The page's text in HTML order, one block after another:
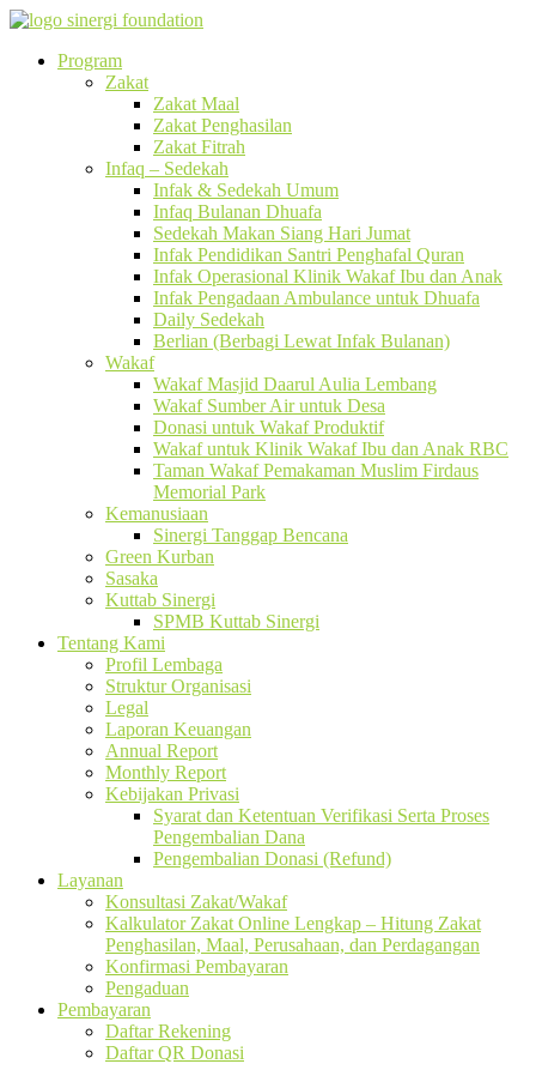
Program
Zakat
Zakat Maal
Zakat Penghasilan
Zakat Fitrah
Infaq – Sedekah
Infak & Sedekah Umum
Infaq Bulanan Dhuafa
Sedekah Makan Siang Hari Jumat
Infak Pendidikan Santri Penghafal Quran
Infak Operasional Klinik Wakaf Ibu dan Anak
Infak Pengadaan Ambulance untuk Dhuafa
Daily Sedekah
Berlian (Berbagi Lewat Infak Bulanan)
Wakaf
Wakaf Masjid Daarul Aulia Lembang
Wakaf Sumber Air untuk Desa
Donasi untuk Wakaf Produktif
Wakaf untuk Klinik Wakaf Ibu dan Anak RBC
Taman Wakaf Pemakaman Muslim Firdaus
Memorial Park
Kemanusiaan
Sinergi Tanggap Bencana
Green Kurban
Sasaka
Kuttab Sinergi
SPMB Kuttab Sinergi
Tentang Kami
Profil Lembaga
Struktur Organisasi
Legal
Laporan Keuangan
Annual Report
Monthly Report
Kebijakan Privasi
Syarat dan Ketentuan Verifikasi Serta Proses
Pengembalian Dana
Pengembalian Donasi (Refund)
Layanan
Konsultasi Zakat/Wakaf
Kalkulator Zakat Online Lengkap – Hitung Zakat
Penghasilan, Maal, Perusahaan, dan Perdagangan
Konfirmasi Pembayaran
Pengaduan
Pembayaran
Daftar Rekening
Daftar QR Donasi